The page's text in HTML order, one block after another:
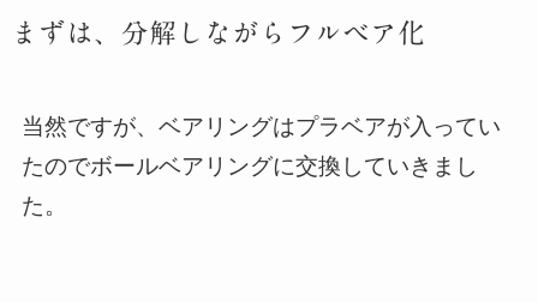
まずは、分解しながらフルベア化
当然ですが、ベアリングはプラベアが入ってい
たのでボールベアリングに交換していきまし
た。